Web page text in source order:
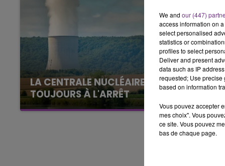
LA CENTRALE NUCLÉAIRE DE CHOOZ
TOUJOURS À L'ARRÊT
Cela fait déjà une semaine que la centrale
nucléaire ardennaise est à l'arrêt. Une situation
justifiée par la sécheresse intense qui est
We and our (447)
access information on
select personalised
statistics or
profiles to select
Deliver and present
data such as IP
requested; Use precise
based on information
Vous pouvez accepter
mes choix". Vous
ce site. Vous pouvez
bas de chaque page.